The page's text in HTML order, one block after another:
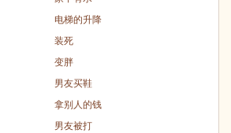
电梯的升降
装死
变胖
男友买鞋
拿别人的钱
男友被打